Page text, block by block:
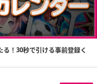
！30秒で引ける事前登録く